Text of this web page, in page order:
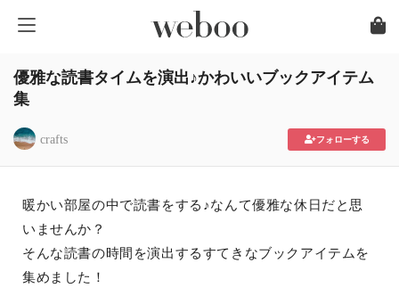
優雅な読書タイムを演出♪かわいいブックアイテム
集
crafts フォローする
暖かい部屋の中で読書をする♪なんて優雅な休日だと思
いませんか？
そんな読書の時間を演出するすてきなブックアイテムを
集めました！